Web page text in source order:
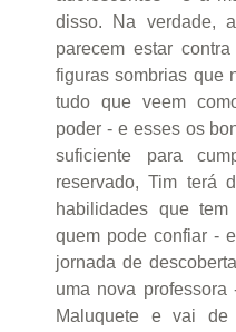
disso. Na verdade,
parecem estar
figuras sombrias que
tudo que veem
poder - e esses os
suficiente para
reservado, Tim terá
habilidades que
quem pode confiar -
jornada de
uma nova
Maluquete e vai